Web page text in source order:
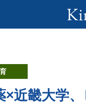
×近畿大学